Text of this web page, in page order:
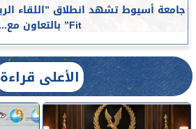
Fit” بالتعاون مع...
الأعلى قراءة